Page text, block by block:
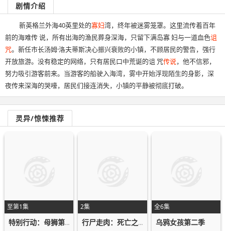
剧情介绍
新英格兰外海40英里处的寡妇湾，终年被迷雾笼罩。这里流传着百年
前的海难传 说，所有出海的渔民葬身深海，只留下满岛寡 妇与一道血色诅
咒。新任市长汤姆·洛夫蒂斯决心振兴衰败的小镇，不顾居民的警告，强行
开放旅游。没有稳定的网络，只有居民口中荒诞的诅 咒传说，他不信邪，
努力吸引游客前来。当游客的船驶入海湾，雾中开始浮现陌生的身影，深
夜传来深海的哭嚎，居民们接连消失，小镇的平静被彻底打破。
灵异/惊悚推荐
至第1集
特别行动：母狮第三季
2集
行尸走肉：死亡之城第三季
全6集
乌鸦女孩第二季